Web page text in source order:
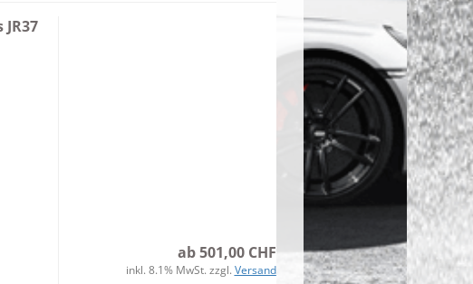
ab 501,00 CHF
inkl. 8.1% MwSt. zzgl. Versand